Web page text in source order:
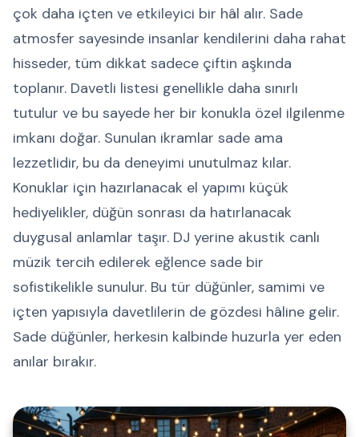
çok daha içten ve etkileyici bir hâl alır. Sade
atmosfer sayesinde insanlar kendilerini daha rahat
hisseder, tüm dikkat sadece çiftin aşkında
toplanır. Davetli listesi genellikle daha sınırlı
tutulur ve bu sayede her bir konukla özel ilgilenme
imkanı doğar. Sunulan ikramlar sade ama
lezzetlidir, bu da deneyimi unutulmaz kılar.
Konuklar için hazırlanacak el yapımı küçük
hediyelikler, düğün sonrası da hatırlanacak
duygusal anlamlar taşır. DJ yerine akustik canlı
müzik tercih edilerek eğlence sade bir
sofistikelikle sunulur. Bu tür düğünler, samimi ve
içten yapısıyla davetlilerin de gözdesi hâline gelir.
Sade düğünler, herkesin kalbinde huzurla yer eden
anılar bırakır.